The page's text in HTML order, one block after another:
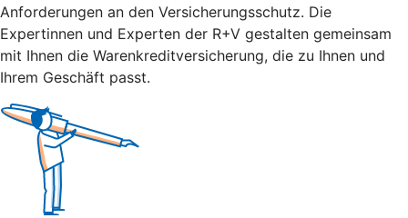
Anforderungen an den Versicherungsschutz. Die
Expertinnen und Experten der R+V gestalten gemeinsam
mit Ihnen die Warenkreditversicherung, die zu Ihnen und
Ihrem Geschäft passt.